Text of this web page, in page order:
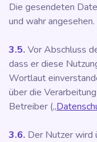
Die gesendeten
und wahr angesehen.
3.5. Vor Abschluss
dass er diese
Wortlaut
über die
Betreiber („
3.6. Der Nutzer wird